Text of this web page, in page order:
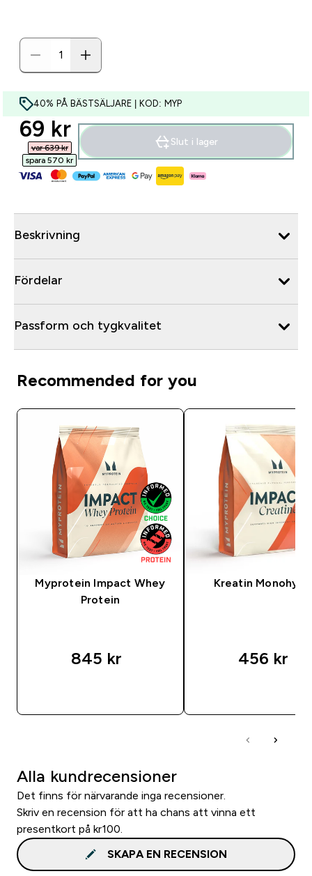
40% PÅ BÄSTSÄLJARE | KOD: MYP
discounted price
69 kr‎
var 639 kr‎
spara 570 kr‎
Slut i lager
Beskrivning
Fördelar
Passform och tygkvalitet
Recommended for you
Myprotein Impact Whey
Protein
845 kr‎
Kreatin
456 kr‎
Alla kundrecensioner
Det finns för närvarande inga recensioner.
Skriv en recension för att ha chans att vinna ett
presentkort på kr100.
SKAPA EN RECENSION